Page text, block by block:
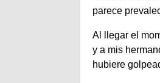
parece
Al llegar el
y a mis
hubiere